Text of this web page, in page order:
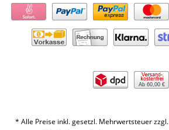
Ab 60,00 €
* Alle Preise inkl. gesetzl. Mehrwertsteuer zzgl.